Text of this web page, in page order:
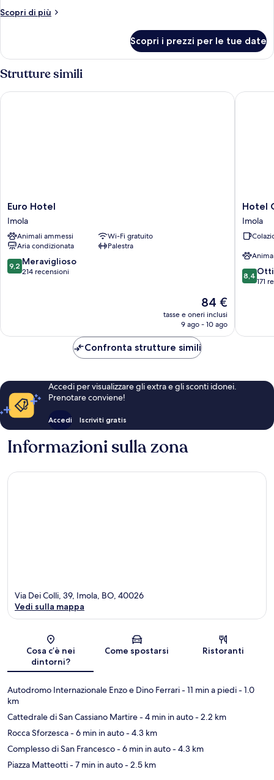
matrimoniale
letti
singoli
Scopri di più
Altri
familiare
con
letto
matrimoniale
o
Scopri i prezzi per le tue date
Strutture simili
Euro
Hotel
Imola
Euro Hotel
Imola
Animali ammessi
Wi-Fi gratuito
Aria condizionata
Palestra
9.2
su
9,2 Meraviglioso
214 recensioni
Il
prezzo
attuale
84 €
84 €
tasse e oneri inclusi
9 ago - 10 ago
Euro Hotel
Hotel
Olimpia
Imola
Hotel
Imola
8.4
su
8,4
171
Hotel
Confronta strutture simili
Accedi per visualizzare gli extra e gli sconti idonei.
Prenotare conviene!
Accedi Iscriviti gratis
Informazioni sulla zona
Mappa
Via Dei Colli, 39, Imola, BO, 40026
Vedi sulla mappa
Cosa c’è nei
dintorni?
Come spostarsi Ristoranti
Autodromo Internazionale Enzo e Dino Ferrari- 11 min a piedi- 1.0
km
Cattedrale di San Cassiano Martire- 4 min in auto- 2.2 km
Rocca Sforzesca- 6 min in auto- 4.3 km
Complesso di San Francesco- 6 min in auto- 4.3 km
Piazza Matteotti- 7 min in auto- 2.5 km